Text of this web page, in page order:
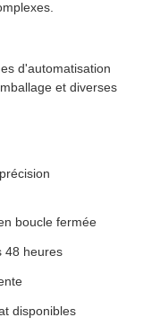
d'automatisation
et diverses
boucle fermée
48 heures
disponibles